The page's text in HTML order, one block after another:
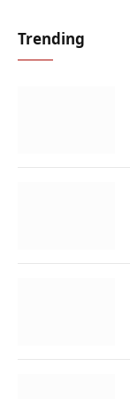
Trending